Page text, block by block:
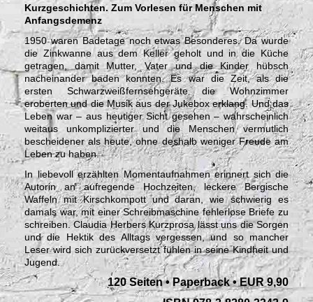
Kurzgeschichten. Zum Vorlesen für Menschen mit
Anfangsdemenz
1950 waren Badetage noch etwas Besonderes. Da wurde
die Zinkwanne aus dem Keller geholt und in die Küche
getragen, damit Mutter, Vater und die Kinder hübsch
nacheinander baden konnten. Es war die Zeit, als die
ersten Schwarzweißfernsehgeräte die Wohnzimmer
eroberten und die Musik aus der Jukebox erklang. Und das
Leben war – aus heutiger Sicht gesehen – wahrscheinlich
weitaus unkomplizierter und die Menschen vermutlich
bescheidener als heute, ohne deshalb weniger Freude am
Leben zu haben.
In liebevoll erzählten Momentaufnahmen erinnert sich die
Autorin an aufregende Hochzeiten, leckere Bergische
Waffeln mit Kirschkompott und daran, wie schwierig es
damals war, mit einer Schreibmaschine fehlerlose Briefe zu
schreiben. Claudia Herbers Kurzprosa lässt uns die Sorgen
und die Hektik des Alltags vergessen, und so mancher
Leser wird sich zurückversetzt fühlen in seine Kindheit und
Jugend.
120 Seiten • Paperback • EUR 9,90